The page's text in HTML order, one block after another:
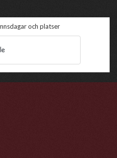
och platser